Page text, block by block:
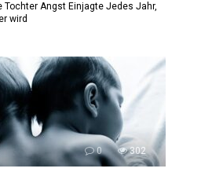
Tochter Angst Einjagte Jedes Jahr,
wird
0 302